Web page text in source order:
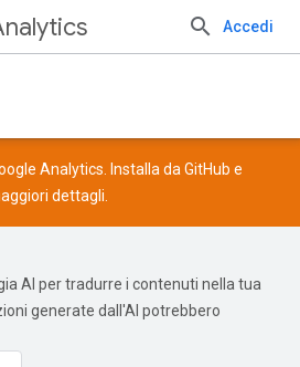
Accedi
Analytics. Installa da GitHub e
dettagli.
AI per tradurre i contenuti nella tua
generate dall'AI potrebbero